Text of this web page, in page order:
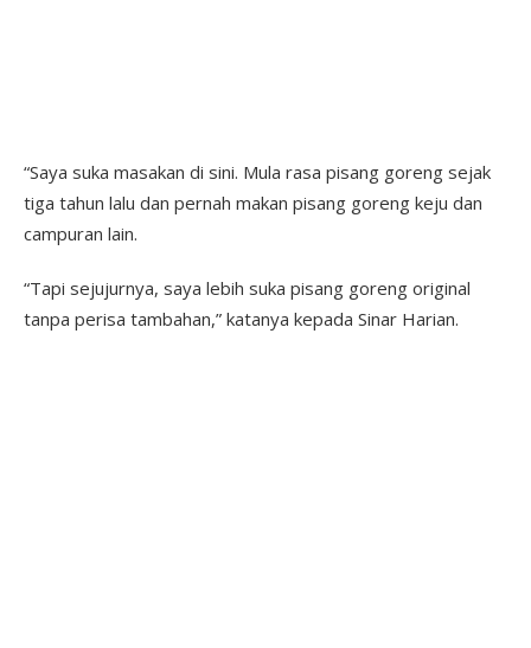
“Saya suka masakan di sini. Mula rasa pisang goreng sejak
tiga tahun lalu dan pernah makan pisang goreng keju dan
campuran lain.
“Tapi sejujurnya, saya lebih suka pisang goreng original
tanpa perisa tambahan,” katanya kepada Sinar Harian.